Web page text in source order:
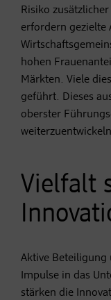
Risiko
erfordern gezielte
hohen
Märkten. Viele
geführt. Dieses
oberster
Vielfalt
Aktive Beteiligung
Impulse in das
stärken die